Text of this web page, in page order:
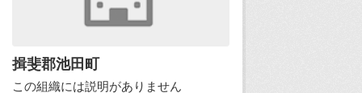
揖斐郡池田町
この組織には説明がありません